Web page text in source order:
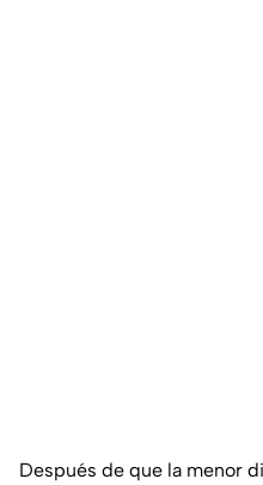
Después de que la menor